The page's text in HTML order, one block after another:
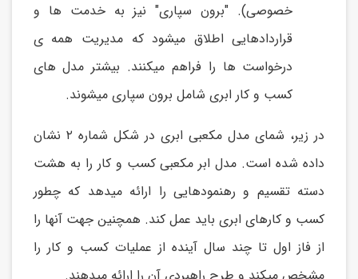
خصوصی). "برون سپاری" نیز به خدمت ها و
قراردادهایی اطلاق میشود که مدیریت همه ی
درخواست ها را فراهم میکنند. بیشتر مدل های
کسب و کار ابری شامل برون سپاری میشوند.
در زیر، شمای مدل مکعبی ابری در شکل شماره ۲ نشان
داده شده است. مدل ابر مکعبی کسب و کار را به هشت
دسته تقسیم و رهنمودهایی را ارائه میدهد که چطور
کسب و کارهای ابری باید عمل کند. همچنین جهت آنها را
از فاز اول تا چند سال آینده از عملیات کسب و کار را